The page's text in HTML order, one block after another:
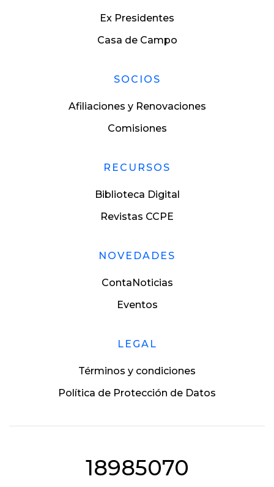
Ex Presidentes
Casa de Campo
SOCIOS
Afiliaciones y Renovaciones
Comisiones
RECURSOS
Biblioteca Digital
Revistas CCPE
NOVEDADES
ContaNoticias
Eventos
LEGAL
Términos y condiciones
Política de Protección de Datos
18985070